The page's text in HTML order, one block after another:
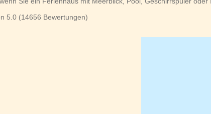
5.0 (14656 Bewertungen)